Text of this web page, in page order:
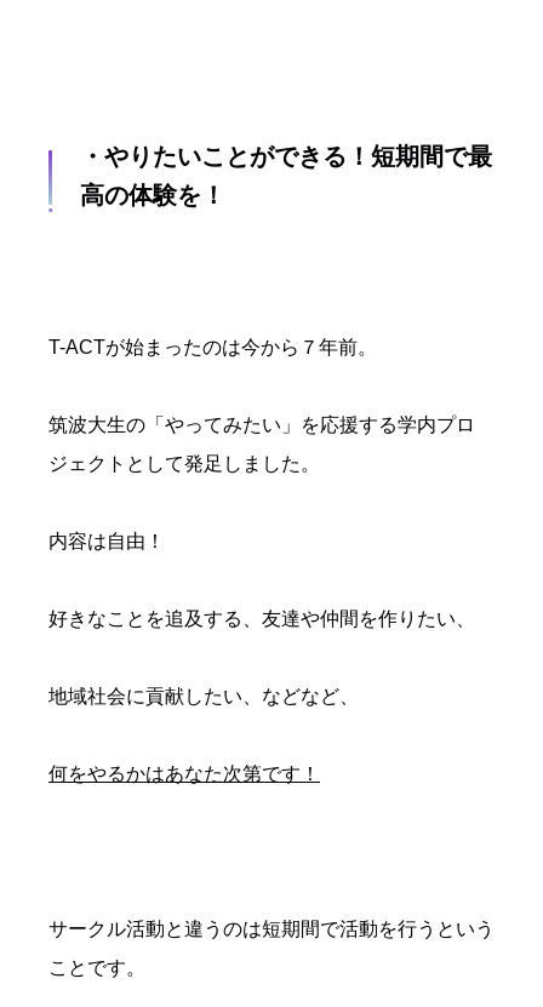
・やりたいことができる！短期間で最
高の体験を！
T-ACTが始まったのは今から７年前。
筑波大生の「やってみたい」を応援する学内プロ
ジェクトとして発足しました。
内容は自由！
好きなことを追及する、友達や仲間を作りたい、
地域社会に貢献したい、などなど、
何をやるかはあなた次第です！
サークル活動と違うのは短期間で活動を行うという
ことです。